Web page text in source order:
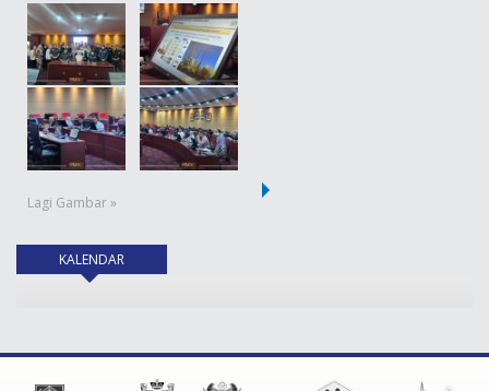
Lagi Gambar »
KALENDAR(tab aktif)